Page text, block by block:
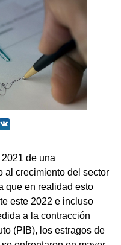
de una
al crecimiento del sector
que en realidad esto
este 2022 e incluso
a la contracción
(PIB), los estragos de